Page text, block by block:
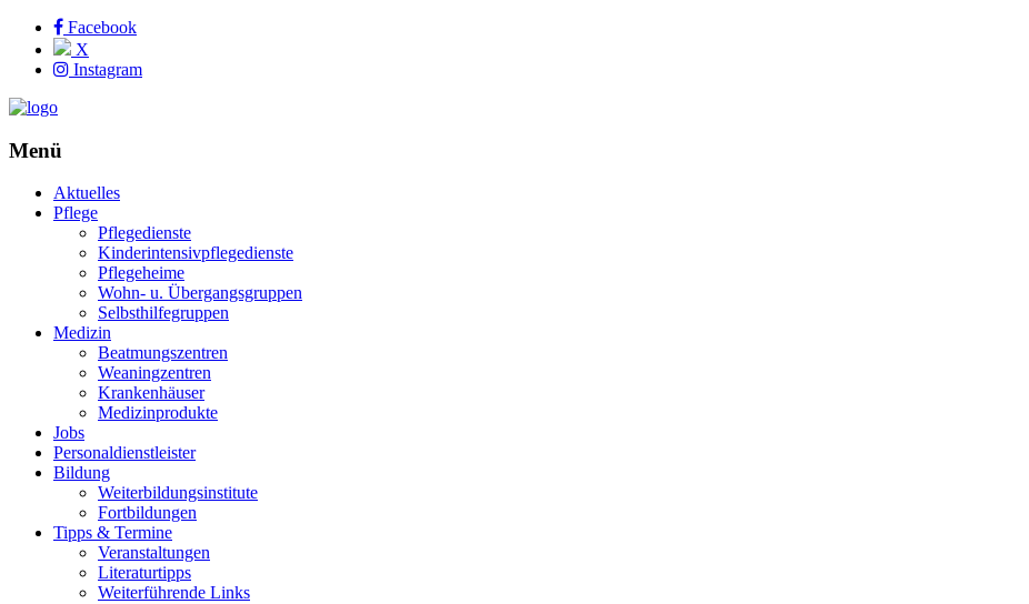
Facebook
X
Instagram
Menü
Aktuelles
Pflege
Pflegedienste
Kinderintensivpflegedienste
Pflegeheime
Wohn- u. Übergangsgruppen
Selbsthilfegruppen
Medizin
Beatmungszentren
Weaningzentren
Krankenhäuser
Medizinprodukte
Jobs
Personaldienstleister
Bildung
Weiterbildungsinstitute
Fortbildungen
Tipps & Termine
Veranstaltungen
Literaturtipps
Weiterführende Links